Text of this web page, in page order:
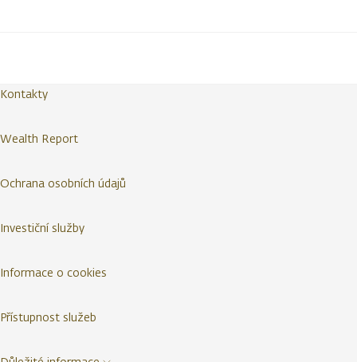
Kontakty
Wealth Report
Ochrana osobních údajů
Investiční služby
Informace o cookies
Přístupnost služeb